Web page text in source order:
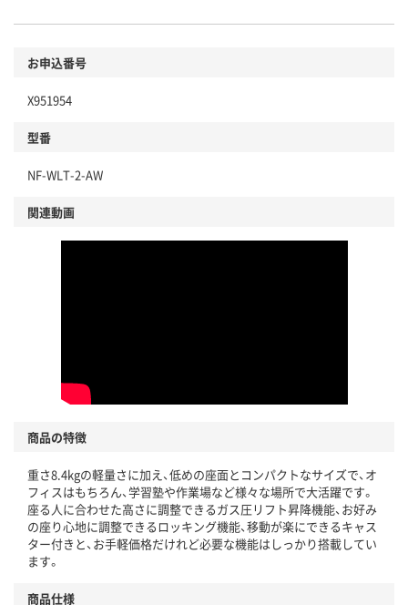
お申込番号
X951954
型番
NF-WLT-2-AW
関連動画
商品の特徴
重さ8.4kgの軽量さに加え、低めの座面とコンパクトなサイズで、オ
フィスはもちろん、学習塾や作業場など様々な場所で大活躍です。
座る人に合わせた高さに調整できるガス圧リフト昇降機能、お好み
の座り心地に調整できるロッキング機能、移動が楽にできるキャス
ター付きと、お手軽価格だけれど必要な機能はしっかり搭載してい
ます。
商品仕様